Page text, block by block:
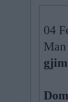
04